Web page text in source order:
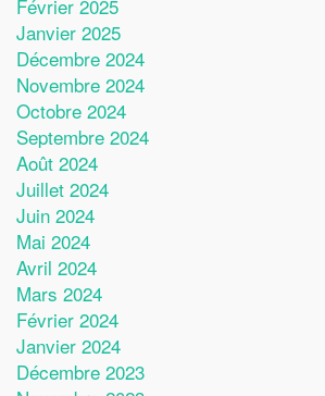
Février 2025
Janvier 2025
Décembre 2024
Novembre 2024
Octobre 2024
Septembre 2024
Août 2024
Juillet 2024
Juin 2024
Mai 2024
Avril 2024
Mars 2024
Février 2024
Janvier 2024
Décembre 2023